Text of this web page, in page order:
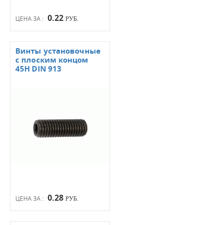
ЦЕНА ЗА : 0.22 РУБ.
ЦЕНА ЗА : 0.28 РУБ.
Винты установочные
с плоским концом
45Н DIN 913